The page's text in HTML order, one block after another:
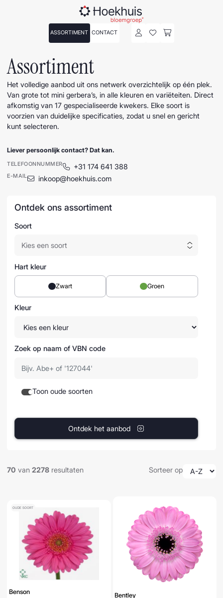
ASSORTIMENT CONTACT
Assortiment
Het volledige aanbod uit ons netwerk overzichtelijk op één plek.
Van grote tot mini gerbera’s, in alle kleuren en variëteiten. Direct
afkomstig van 17 gespecialiseerde kwekers. Elke soort is
voorzien van duidelijke specificaties, zodat u snel en gericht
kunt selecteren.
Liever persoonlijk contact? Dat kan.
TELEFOONNUMMER +31 174 641 388
E-MAIL inkoop@hoekhuis.com
Ontdek ons assortiment
Soort
Hart kleur
Zwart Groen
Kleur
Zoek op naam of VBN code
Toon oude soorten
Ontdek het aanbod
70 van2278 resultaten Sorteer op
Benson
OUDE SOORT
Bentley